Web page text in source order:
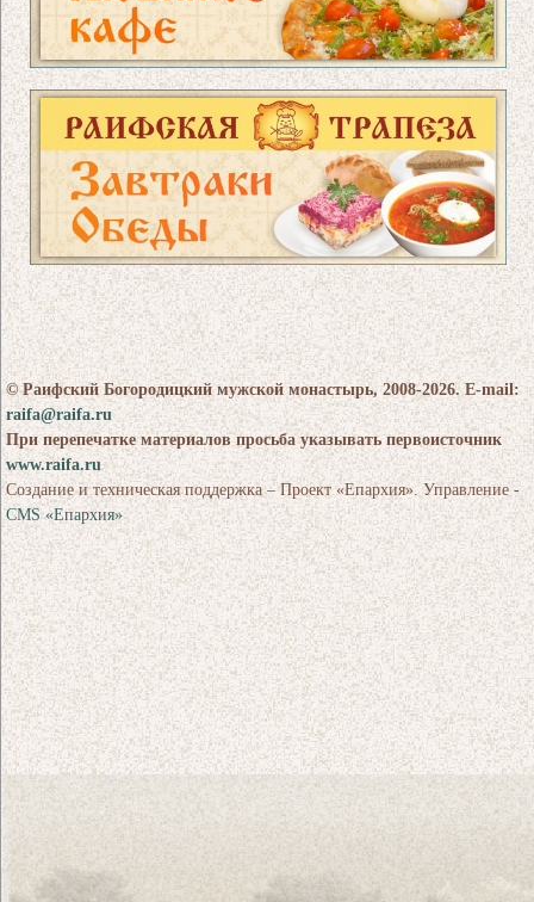
© Раифский Богородицкий мужской монастырь, 2008-2026. E-mail:
raifa@raifa.ru
При перепечатке материалов просьба указывать первоисточник
www.raifa.ru
Создание и техническая поддержка – Проект «Епархия». Управление -
CMS «Епархия»